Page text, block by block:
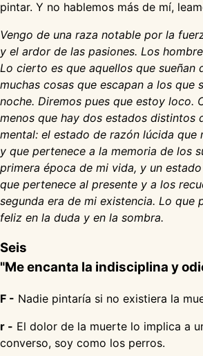
pintar. Y no hablemos más de mí,
Vengo de una raza notable por la
y el ardor de las pasiones. Los
Lo cierto es que aquellos que sueñan
muchas cosas que escapan a los que
noche. Diremos pues que estoy loco.
menos que hay dos estados distintos
mental: el estado de razón lúcida que
y que pertenece a la memoria de los
primera época de mi vida, y un
que pertenece al presente y a los
segunda era de mi existencia. Lo que
feliz en la duda y en la sombra.
Seis
"Me encanta la indisciplina y
F - Nadie pintaría si no existiera la
r - El dolor de la muerte lo implica a
converso, soy como los perros.